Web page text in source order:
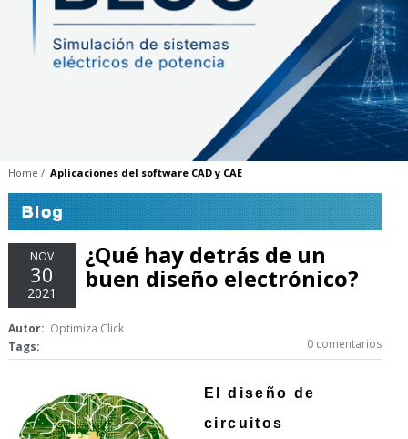
Home Aplicaciones del software CAD y CAE
NOV
30
2021
¿Qué hay detrás de un
buen diseño electrónico?
Autor: Optimiza Click
Tags:
0 comentarios
El diseño de
circuitos